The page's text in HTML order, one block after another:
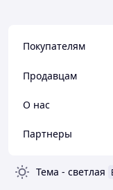
Покупателям
Продавцам
О нас
Партнеры
Тема - светлая